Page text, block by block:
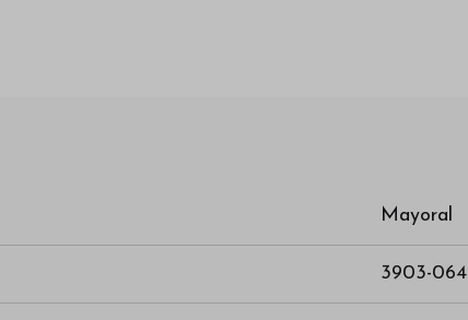
Mayoral
3903-064